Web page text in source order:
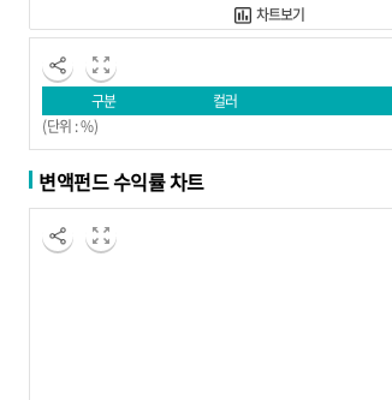
차트보기
구분 컬러
(단위 : %)
변액펀드 수익률 차트